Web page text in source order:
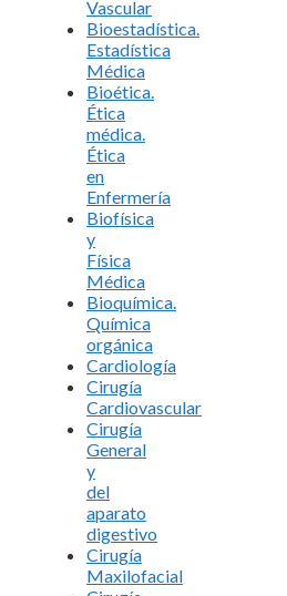
Vascular
Bioestadística.
Estadística
Médica
Bioética.
Ética
médica.
Ética
en
Enfermería
Biofísica
y
Física
Médica
Bioquímica.
Química
orgánica
Cardiología
Cirugía
Cardiovascular
Cirugía
General
y
del
aparato
digestivo
Cirugía
Maxilofacial